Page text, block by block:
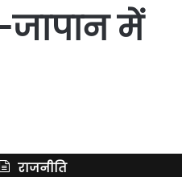
जापान में
राजनीति